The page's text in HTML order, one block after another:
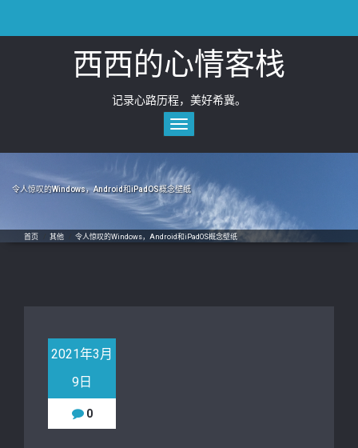
content
西西的心情客栈
记录心路历程，美好希冀。
Toggle
navigation
令人惊叹的Windows，Android和iPadOS概念壁纸
首页 其他 令人惊叹的Windows，Android和iPadOS概念壁纸
2021年3月
9日
0